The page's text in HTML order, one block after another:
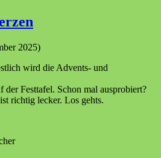
2025)
wird die Advents- und
der Festtafel. Schon mal ausprobiert?
richtig lecker. Los gehts.